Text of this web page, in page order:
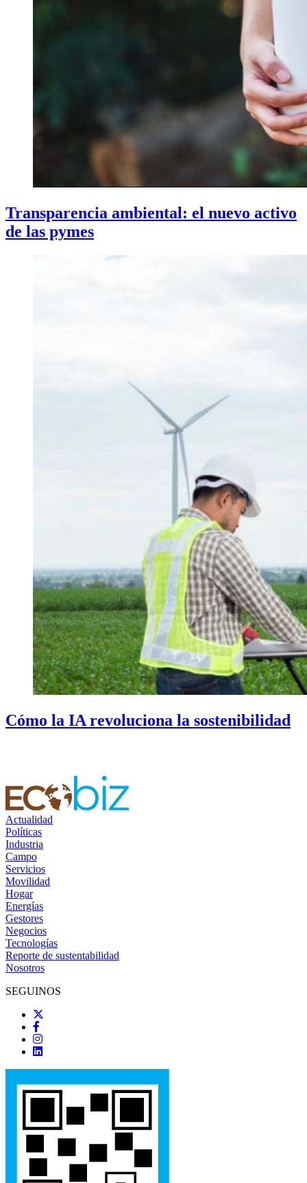
Transparencia ambiental: el nuevo activo
de las pymes
Cómo la IA revoluciona la sostenibilidad
Actualidad
Políticas
Industria
Campo
Servicios
Movilidad
Hogar
Energías
Gestores
Negocios
Tecnologías
Reporte de sustentabilidad
Nosotros
SEGUINOS